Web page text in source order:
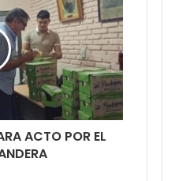
ACTO POR EL